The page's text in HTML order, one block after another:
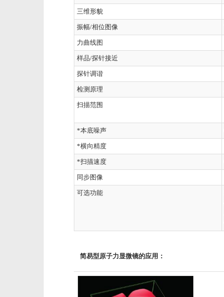
三维形貌
振幅/相位图像
力曲线图
样品/探针接近
探针调谐
检测原理
扫描范围
*本底噪声
*横向精度
*扫描速度
同步图像
可选功能
简易型原子力显微镜的应用：